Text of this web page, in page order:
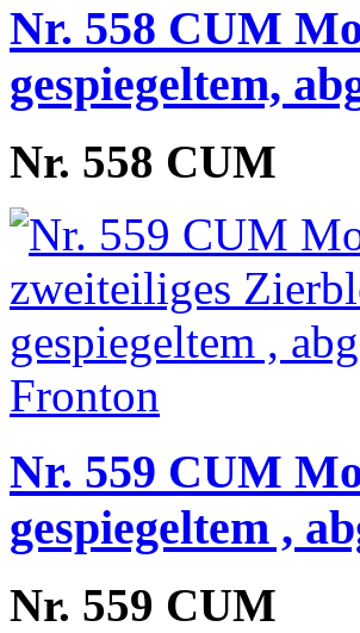
Nr. 558 CUM
gespiegeltem,
Nr. 558 CUM
Nr. 559 CUM
gespiegeltem ,
Nr. 559 CUM